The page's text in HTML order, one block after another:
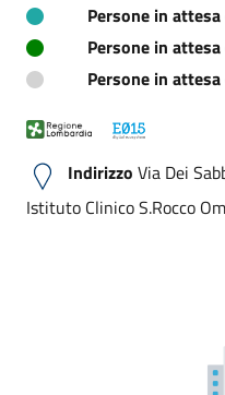
Persone in
Persone in
Persone in
Indirizzo Via Dei
Istituto Clinico S.Rocco